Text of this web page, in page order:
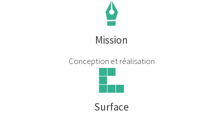
Mission
Conception et réalisation
Surface